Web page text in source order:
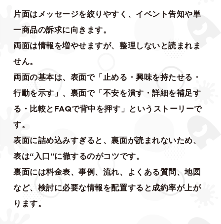
片面はメッセージを絞りやすく、イベント告知や単
一商品の訴求に向きます。
両面は情報を増やせますが、整理しないと読まれま
せん。
両面の基本は、表面で「止める・興味を持たせる・
行動を示す」、裏面で「不安を潰す・詳細を補足す
る・比較とFAQで背中を押す」というストーリーで
す。
表面に詰め込みすぎると、裏面が読まれないため、
表は“入口”に徹するのがコツです。
裏面には料金表、事例、流れ、よくある質問、地図
など、検討に必要な情報を配置すると成約率が上が
ります。